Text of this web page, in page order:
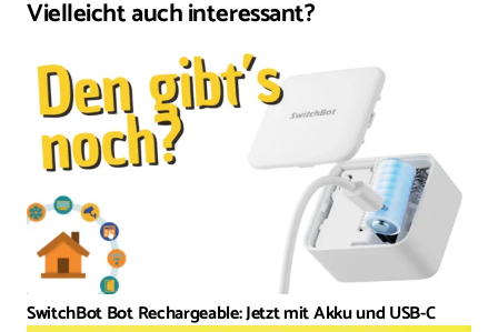
Vielleicht auch interessant?
SwitchBot Bot Rechargeable: Jetzt mit Akku und USB-C